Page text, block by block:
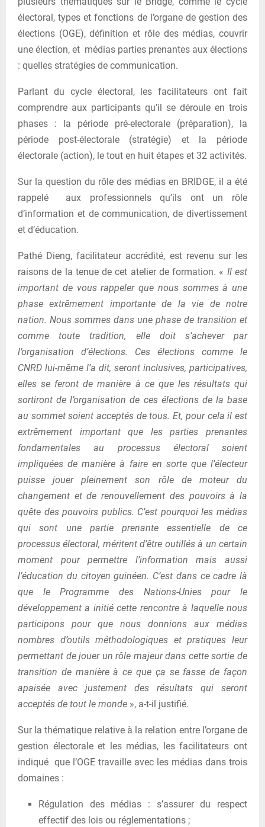
électoral, types et fonctions de l’organe de gestion des
élections (OGE), définition et rôle des médias, couvrir
une élection, et médias parties prenantes aux élections
: quelles stratégies de communication.
Parlant du cycle électoral, les facilitateurs ont fait
comprendre aux participants qu’il se déroule en trois
phases : la période pré-electorale (préparation), la
période post-électorale (stratégie) et la période
électorale (action), le tout en huit étapes et 32 activités.
Sur la question du rôle des médias en BRIDGE, il a été
rappelé aux professionnels qu’ils ont un rôle
d’information et de communication, de divertissement
et d’éducation.
Pathé Dieng, facilitateur accrédité, est revenu sur les
raisons de la tenue de cet atelier de formation. « Il est
important de vous rappeler que nous sommes à une
phase extrêmement importante de la vie de notre
nation. Nous sommes dans une phase de transition et
comme toute tradition, elle doit s’achever par
l’organisation d’élections. Ces élections comme le
CNRD lui-même l’a dit, seront inclusives, participatives,
elles se feront de manière à ce que les résultats qui
sortiront de l’organisation de ces élections de la base
au sommet soient acceptés de tous. Et, pour cela il est
extrêmement important que les parties prenantes
fondamentales au processus électoral soient
impliquées de manière à faire en sorte que l’électeur
puisse jouer pleinement son rôle de moteur du
changement et de renouvellement des pouvoirs à la
quête des pouvoirs publics. C’est pourquoi les médias
qui sont une partie prenante essentielle de ce
processus électoral, méritent d’être outillés à un certain
moment pour permettre l’information mais aussi
l’éducation du citoyen guinéen. C’est dans ce cadre là
que le Programme des Nations-Unies pour le
développement a initié cette rencontre à laquelle nous
participons pour que nous donnions aux médias
nombres d’outils méthodologiques et pratiques leur
permettant de jouer un rôle majeur dans cette sortie de
transition de manière à ce que ça se fasse de façon
apaisée avec justement des résultats qui seront
acceptés de tout le monde », a-t-il justifié.
Sur la thématique relative à la relation entre l’organe de
gestion électorale et les médias, les facilitateurs ont
indiqué que l’OGE travaille avec les médias dans trois
domaines :
Régulation des médias : s’assurer du respect
effectif des lois ou réglementations ;